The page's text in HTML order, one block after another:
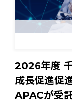
2026年度
成長促進促
APACが受